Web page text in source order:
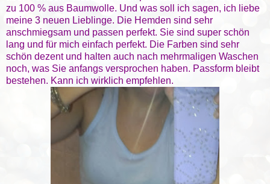
zu 100 % aus Baumwolle. Und was soll ich sagen, ich liebe
meine 3 neuen Lieblinge. Die Hemden sind sehr
anschmiegsam und passen perfekt. Sie sind super schön
lang und für mich einfach perfekt. Die Farben sind sehr
schön dezent und halten auch nach mehrmaligen Waschen
noch, was Sie anfangs versprochen haben. Passform bleibt
bestehen. Kann ich wirklich empfehlen.